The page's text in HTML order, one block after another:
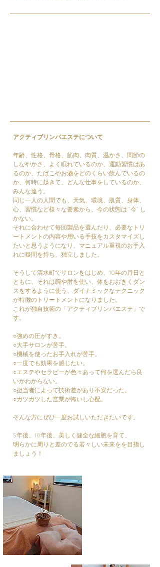
アクティブリンパエステについて
年齢、性格、骨格、筋肉、肉質、温かさ、関節の
しなやかさ、よく眠れているのか、運動習慣はあ
るのか、たばこやお酒をどのくらい飲んでいるの
か、何時に起きて、どんな仕事をしているのか、
みんな違う。
同じ一人の人間でも、天気、環境、肌質、身体、
心、習慣など様々な要素から、今の状態は "今" し
かない。
それに合わせて毎回製品を選んだり、必要なトリ
ートメントの内容や用いる手技をカスタマイズし
たいと思うようになり、マニュアル重視のお手入
れに疑問を持ち、独立しました。
そうして清水町でサロンをはじめ、10年の月日と
ともに、それは腕や肘を使い、体をおおきくダン
スをするように使う、ダイナミックなテクニック
が特徴のトリートメントになりました。
これが独自技術の「アクティブリンパエステ」で
す。
○強めの圧がすき。
○大手サロンが苦手。
○機械を使ったお手入れが苦手。
○一度でも効果を感じたい。
○エステやセラピーが色々あって何を選んだら良
いかわからない。
○担当者によって技術差があり不安だった。
​○ガツガツした営業が怖いし心配。
そんな方にぜひ一度お試しいただきたいです。
5年後、10年後、美しく健全な細胞を育て、
明らかに周りと差のでる若々しい未来をを目指し
ましょう！